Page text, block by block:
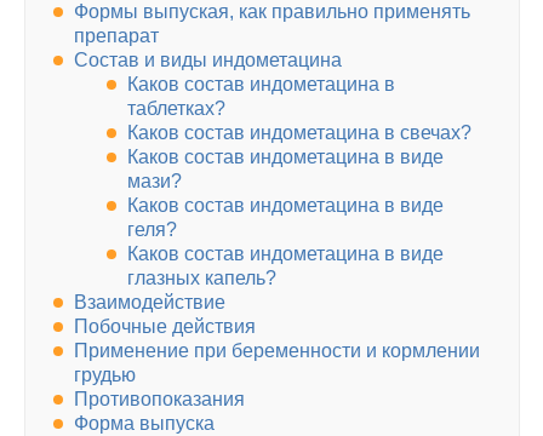
Формы выпуская, как правильно применять
препарат
Состав и виды индометацина
Каков состав индометацина в
таблетках?
Каков состав индометацина в свечах?
Каков состав индометацина в виде
мази?
Каков состав индометацина в виде
геля?
Каков состав индометацина в виде
глазных капель?
Взаимодействие
Побочные действия
Применение при беременности и кормлении
грудью
Противопоказания
Форма выпуска